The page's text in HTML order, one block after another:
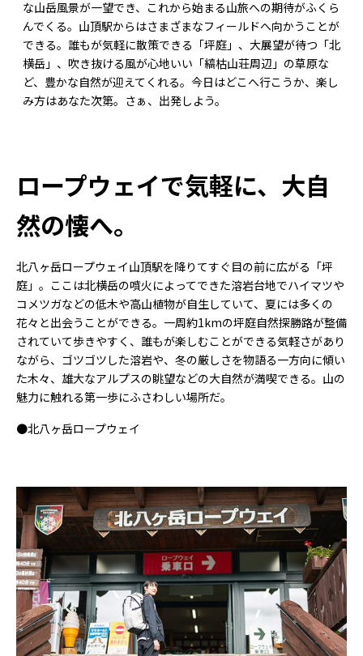
な山岳風景が一望でき、これから始まる山旅への期待がふくら
んでくる。山頂駅からはさまざまなフィールドへ向かうことが
できる。誰もが気軽に散策できる「坪庭」、大展望が待つ「北
横岳」、吹き抜ける風が心地いい「縞枯山荘周辺」の草原な
ど、豊かな自然が迎えてくれる。今日はどこへ行こうか、楽し
み方はあなた次第。さぁ、出発しよう。
ロープウェイで気軽に、大自
然の懐へ。
北八ヶ岳ロープウェイ山頂駅を降りてすぐ目の前に広がる「坪
庭」。ここは北横岳の噴火によってできた溶岩台地でハイマツや
コメツガなどの低木や高山植物が自生していて、夏には多くの
花々と出会うことができる。一周約1kmの坪庭自然探勝路が整備
されていて歩きやすく、誰もが楽しむことができる気軽さがあり
ながら、ゴツゴツした溶岩や、冬の厳しさを物語る一方向に傾い
た木々、雄大なアルプスの眺望などの大自然が満喫できる。山の
魅力に触れる第一歩にふさわしい場所だ。
●北八ヶ岳ロープウェイ